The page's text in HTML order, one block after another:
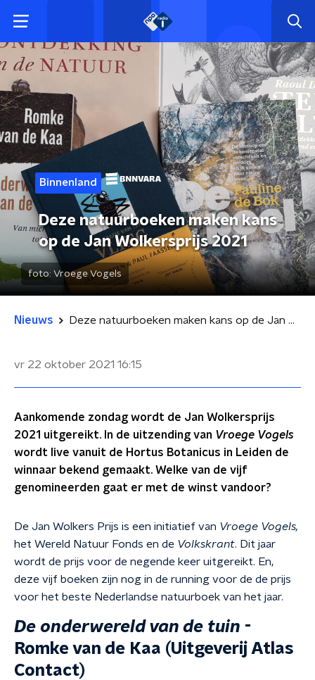
Binnenland
Deze natuurboeken maken kans
op de Jan Wolkersprijs 2021
foto: Vroege Vogels
Nieuws Deze natuurboeken maken kans op de Jan Wolkersprijs 2021
vr 22 oktober 2021 16:15
Aankomende zondag wordt de Jan Wolkersprijs
2021 uitgereikt. In de uitzending van Vroege Vogels
wordt live vanuit de Hortus Botanicus in Leiden de
winnaar bekend gemaakt. Welke van de vijf
genomineerden gaat er met de winst vandoor?
De Jan Wolkers Prijs is een initiatief van Vroege Vogels,
het Wereld Natuur Fonds en de Volkskrant. Dit jaar
wordt de prijs voor de negende keer uitgereikt. En,
deze vijf boeken zijn nog in de running voor de de prijs
voor het beste Nederlandse natuurboek van het jaar.
De onderwereld van de tuin -
Romke van de Kaa (Uitgeverij Atlas
Contact)